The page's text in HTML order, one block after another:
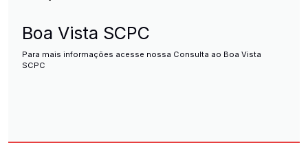
Boa Vista SCPC
Para mais informações acesse nossa Consulta ao Boa Vista
SCPC